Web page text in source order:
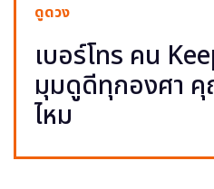
ดูดวง
เบอร์โทร คน
มุมดูดีทุกองศา คุ
ไหม